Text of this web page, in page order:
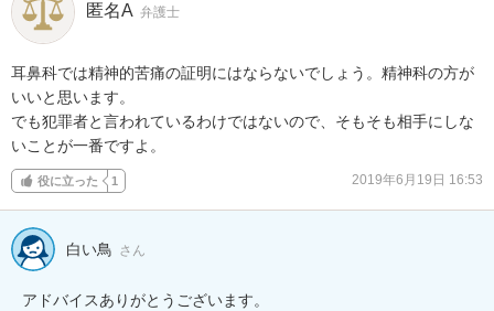
匿名A 弁護士
耳鼻科では精神的苦痛の証明にはならないでしょう。精神科の方が
いいと思います。
でも犯罪者と言われているわけではないので、そもそも相手にしな
いことが一番ですよ。
役に立った 1 2019年6月19日 16:53
白い鳥 さん
アドバイスありがとうございます。